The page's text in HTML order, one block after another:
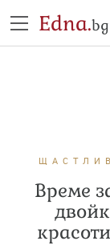
Edna.bg
Време